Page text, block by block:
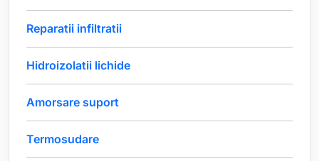
Reparatii infiltratii
Hidroizolatii lichide
Amorsare suport
Termosudare